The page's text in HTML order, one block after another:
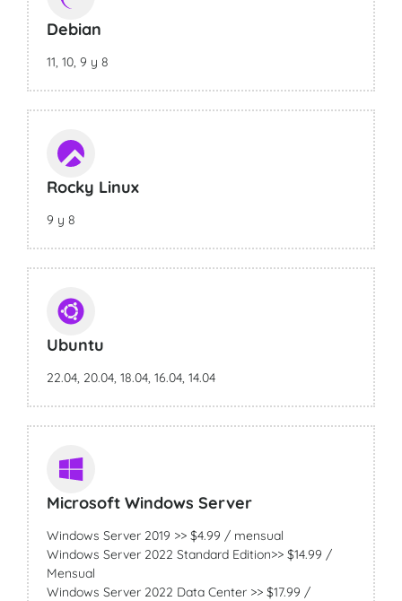
Debian
11, 10, 9 y 8
Rocky Linux
9 y 8
Ubuntu
22.04, 20.04, 18.04, 16.04, 14.04
Microsoft Windows Server
Windows Server 2019 >> $4.99 / mensual
Windows Server 2022 Standard Edition>> $14.99 /
Mensual
Windows Server 2022 Data Center >> $17.99 /